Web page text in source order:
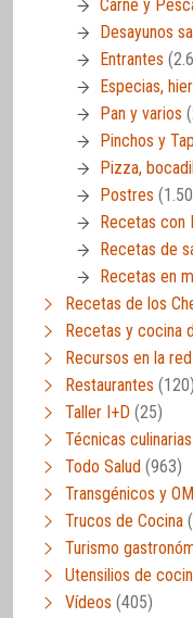
Carne y
Desayunos
Entrantes
Especias,
Pan y varios
Pinchos y
Pizza,
Postres
Recetas con
Recetas de
Recetas en
Recetas de los
Recetas y cocina
Recursos en la red
Restaurantes (120)
Taller I+D (25)
Técnicas culinarias
Todo Salud (963)
Transgénicos y
Trucos de Cocina
Turismo
Utensilios de
Vídeos (405)